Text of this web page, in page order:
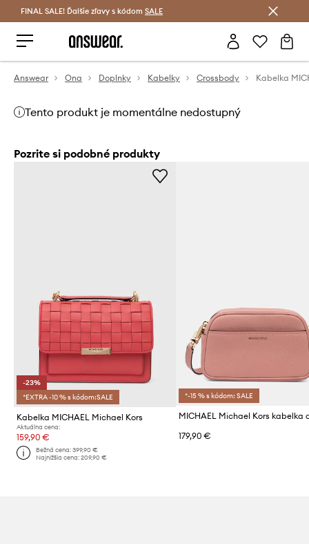
Šetrite s Answear Club >
FINAL SALE! Ďalšie zľavy s kódom SALE
Answear Ona Doplnky Kabelky Crossbody Kabelka
Tento produkt je momentálne nedostupný
Pozrite si podobné produkty
-23%
*EXTRA -10 % s kódom:SALE
Kabelka MICHAEL Michael Kors
Aktuálna cena:
159,90 €
Bežná cena:399,90 €
Najnižšia cena:209,90 €
*-15 % s kódom: SALE
179,90 €